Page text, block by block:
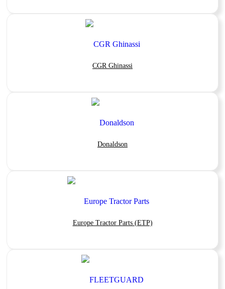
CGR Ghinassi
Donaldson
Europe Tractor Parts (ETP)